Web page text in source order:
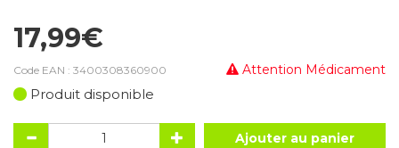
17,99€
Attention Médicament
Code EAN : 3400308360900
Produit disponible
Ajouter au panier